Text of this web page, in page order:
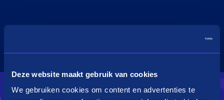
Deze website maakt gebruik van cookies
We gebruiken cookies om content en advertenties te